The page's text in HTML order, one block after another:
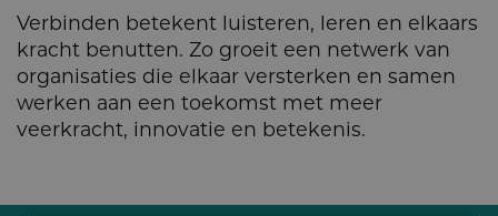
Verbinden betekent luisteren, leren en elkaars
kracht benutten. Zo groeit een netwerk van
organisaties die elkaar versterken en samen
werken aan een toekomst met meer
veerkracht, innovatie en betekenis.